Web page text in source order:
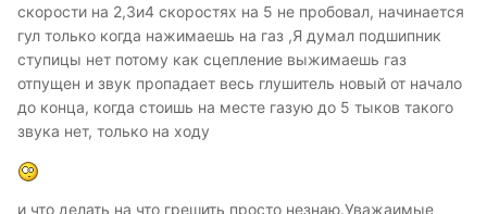
скорости на 2,3и4 скоростях на 5 не пробовал, начинается
гул только когда нажимаешь на газ ,Я думал подшипник
ступицы нет потому как сцепление выжимаешь газ
отпущен и звук пропадает весь глушитель новый от начало
до конца, когда стоишь на месте газую до 5 тыков такого
звука нет, только на ходу
и что делать на что грешить просто незнаю.Уважаимые